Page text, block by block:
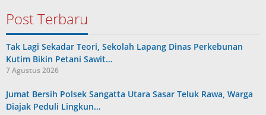
Post Terbaru
Tak Lagi Sekadar Teori, Sekolah Lapang Dinas Perkebunan
Kutim Bikin Petani Sawit…
7 Agustus 2026
Jumat Bersih Polsek Sangatta Utara Sasar Teluk Rawa, Warga
Diajak Peduli Lingkun…